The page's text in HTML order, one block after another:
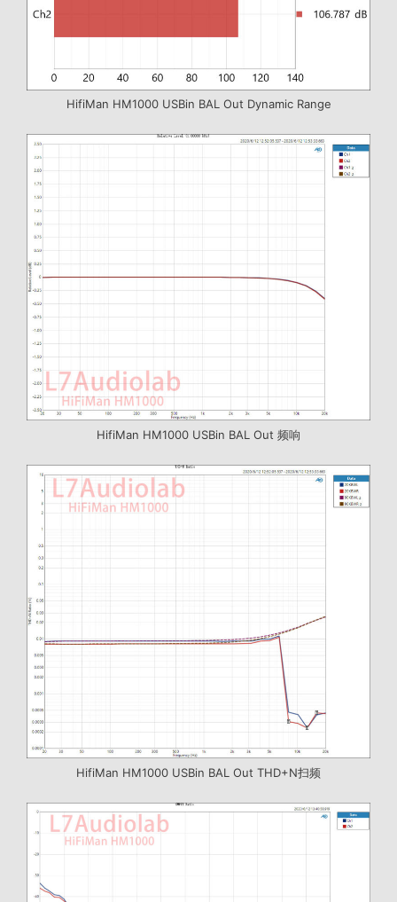
HifiMan HM1000 USBin BAL Out Dynamic Range
HifiMan HM1000 USBin BAL Out 频响
HifiMan HM1000 USBin BAL Out THD+N扫频